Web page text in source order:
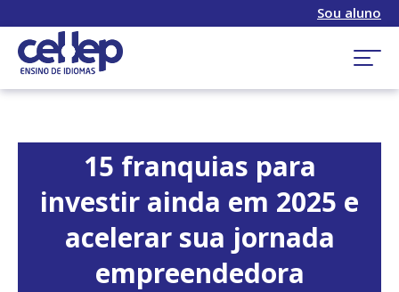
Sou aluno
15 franquias para
investir ainda em 2025 e
acelerar sua jornada
empreendedora